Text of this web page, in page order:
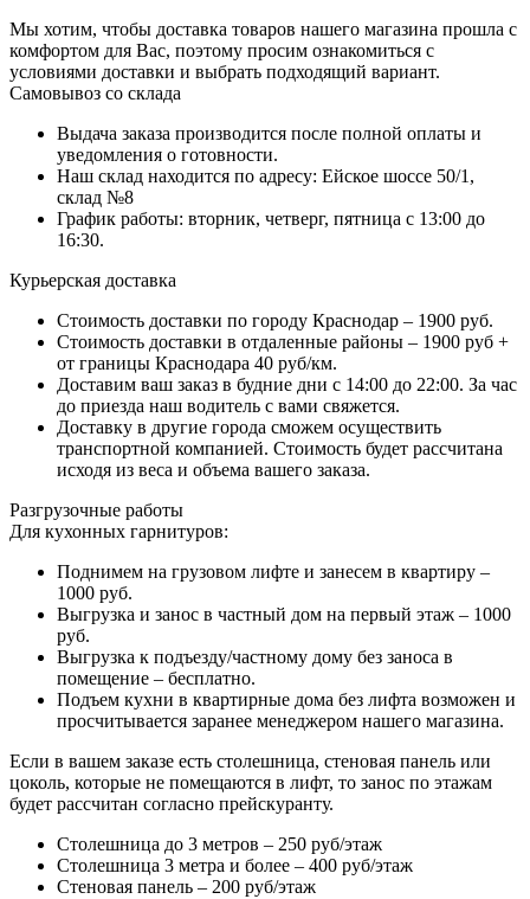
Мы хотим, чтобы доставка товаров нашего магазина прошла с
комфортом для Вас, поэтому просим ознакомиться с
условиями доставки и выбрать подходящий вариант.
Самовывоз со склада
Выдача заказа производится после полной оплаты и
уведомления о готовности.
Наш склад находится по адресу: Ейское шоссе 50/1,
склад №8
График работы: вторник, четверг, пятница с 13:00 до
16:30.
Курьерская доставка
Стоимость доставки по городу Краснодар – 1900 руб.
Стоимость доставки в отдаленные районы – 1900 руб +
от границы Краснодара 40 руб/км.
Доставим ваш заказ в будние дни с 14:00 до 22:00. За час
до приезда наш водитель с вами свяжется.
Доставку в другие города сможем осуществить
транспортной компанией. Стоимость будет рассчитана
исходя из веса и объема вашего заказа.
Разгрузочные работы
Для кухонных гарнитуров:
Поднимем на грузовом лифте и занесем в квартиру –
1000 руб.
Выгрузка и занос в частный дом на первый этаж – 1000
руб.
Выгрузка к подъезду/частному дому без заноса в
помещение – бесплатно.
Подъем кухни в квартирные дома без лифта возможен и
просчитывается заранее менеджером нашего магазина.
Если в вашем заказе есть столешница, стеновая панель или
цоколь, которые не помещаются в лифт, то занос по этажам
будет рассчитан согласно прейскуранту.
Столешница до 3 метров – 250 руб/этаж
Столешница 3 метра и более – 400 руб/этаж
Стеновая панель – 200 руб/этаж